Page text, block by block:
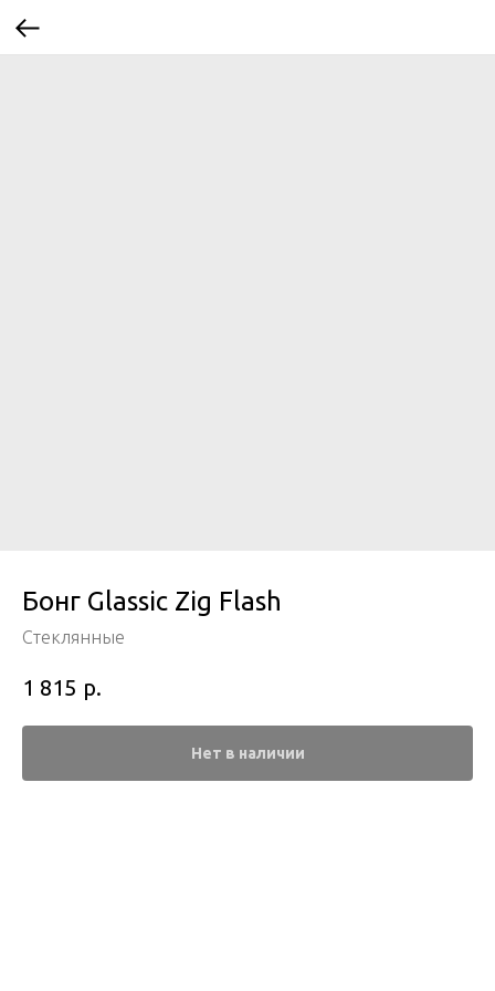
Бонг Glassic Zig Flash
Стеклянные
1 815 р.
Нет в наличии